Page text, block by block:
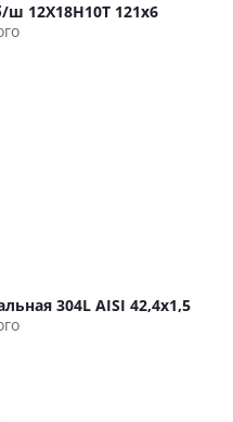
12Х18Н10Т 121х6
304L AISI 42,4х1,5